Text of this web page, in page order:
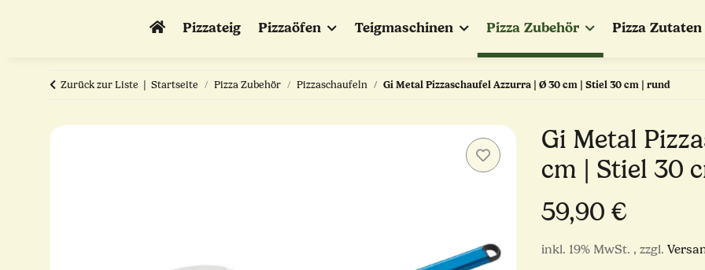
Pizzateig Pizzaöfen Teigmaschinen Pizza Zubehör Pizza Zutaten
Zurück zur Liste Startseite Pizza Zubehör Pizzaschaufeln Gi Metal Pizzaschaufel Azzurra | Ø 30 cm | Stiel 30 cm | rund
Gi Metal
cm | Stiel 30
59,90 €
inkl. 19% MwSt. , zzgl.